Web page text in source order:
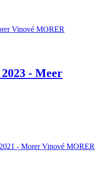
- Meer